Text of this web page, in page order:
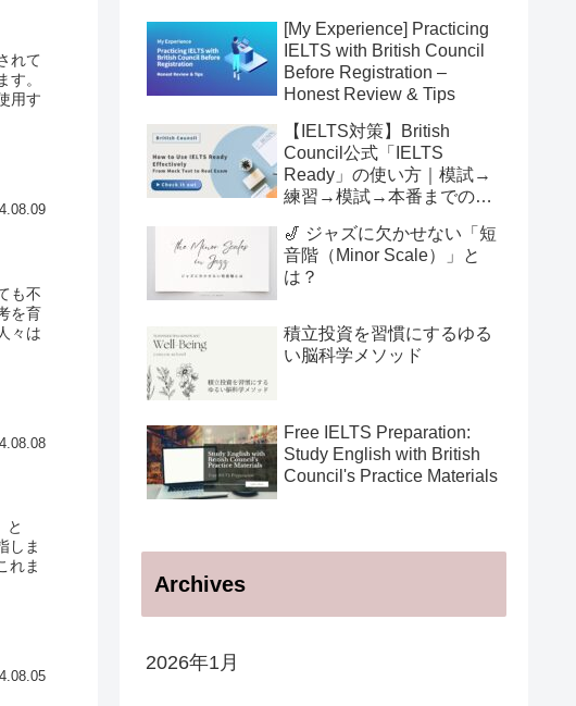
れて
す。
用す
も不
を育
々は
と
しま
れま
[My Experience] Practicing
IELTS with British Council
Before Registration –
Honest Review & Tips
【IELTS対策】British
Council公式「IELTS
Ready」の使い方｜模試→
練習→模試→本番までの活
🎷 ジャズに欠かせない「短
音階（Minor Scale）」と
は？
積立投資を習慣にするゆる
い脳科学メソッド
Free IELTS Preparation:
Study English with British
Council's Practice Materials
Archives
2026年1月